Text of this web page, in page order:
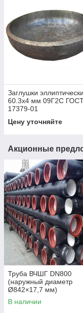
Заглушки
60.3x4 мм 09Г2С
17379-01
Цену уточняйте
Акционные
Труба ВЧШГ DN800
(наружный диаметр
Ø842×17,7 мм)
В наличии